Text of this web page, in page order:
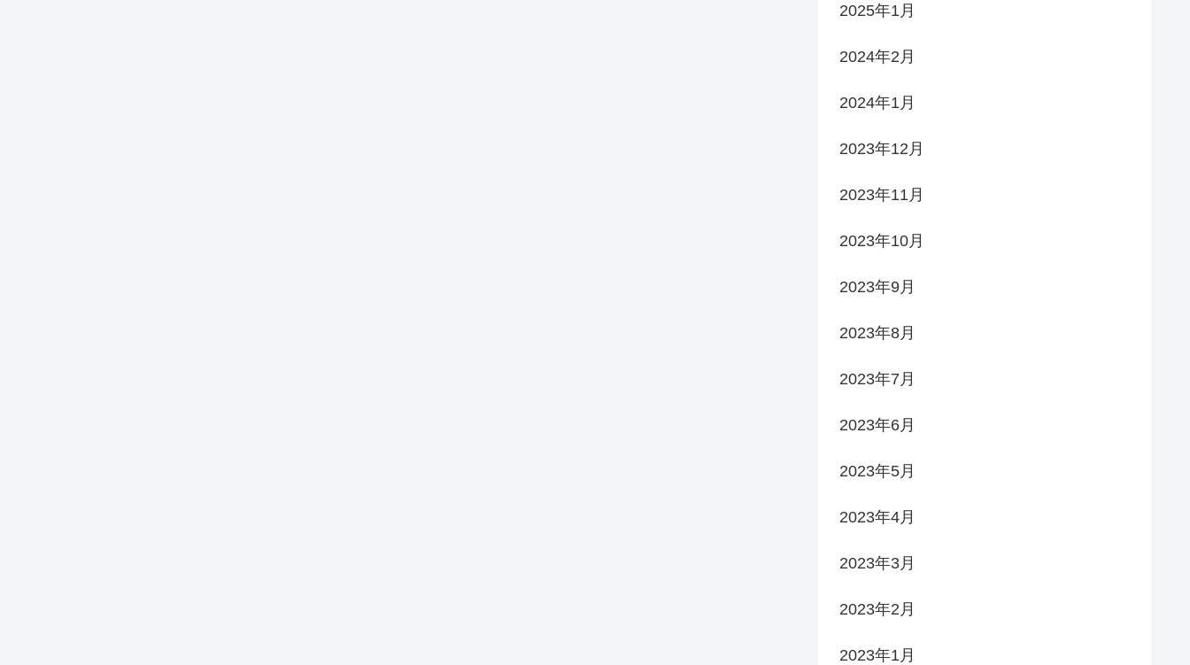
2025年1月
2024年2月
2024年1月
2023年12月
2023年11月
2023年10月
2023年9月
2023年8月
2023年7月
2023年6月
2023年5月
2023年4月
2023年3月
2023年2月
2023年1月